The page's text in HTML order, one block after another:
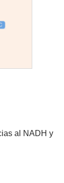
al NADH y